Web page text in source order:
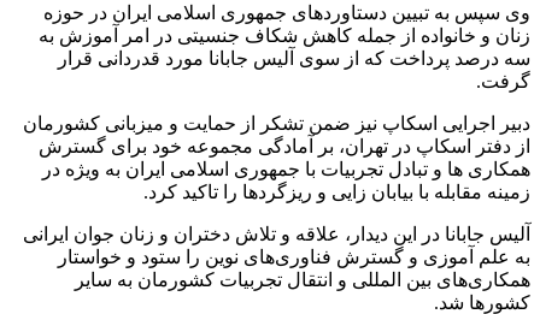
وی سپس به تبیین دستاوردهای جمهوری اسلامی ایران در حوزه
زنان و خانواده از جمله کاهش شکاف جنسیتی در امر آموزش به
سه درصد پرداخت که از سوی آلیس جابانا مورد قدردانی قرار
گرفت.
دبیر اجرایی اسکاپ نیز ضمن تشکر از حمایت و میزبانی کشورمان
از دفتر اسکاپ در تهران، بر آمادگی مجموعه خود برای گسترش
همکاری ها و تبادل تجربیات با جمهوری اسلامی ایران به ویژه در
زمینه مقابله با بیابان زایی و ریزگردها را تاکید کرد.
آلیس جابانا در این دیدار، علاقه و تلاش دختران و زنان جوان ایرانی
به علم آموزی و گسترش فناوری‌های نوین را ستود و خواستار
همکاری‌های بین المللی و انتقال تجربیات کشورمان به سایر
کشورها شد.